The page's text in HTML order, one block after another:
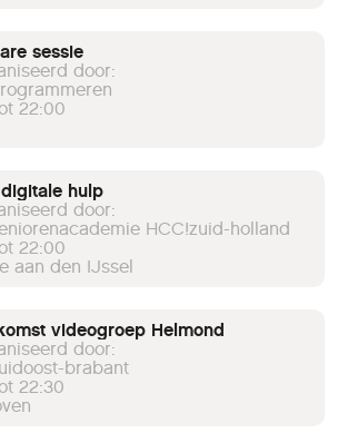
sessie
door:
22:00
hulp
door:
HCC!zuid-holland
22:00
aan den IJssel
videogroep Helmond
door:
brabant
22:30